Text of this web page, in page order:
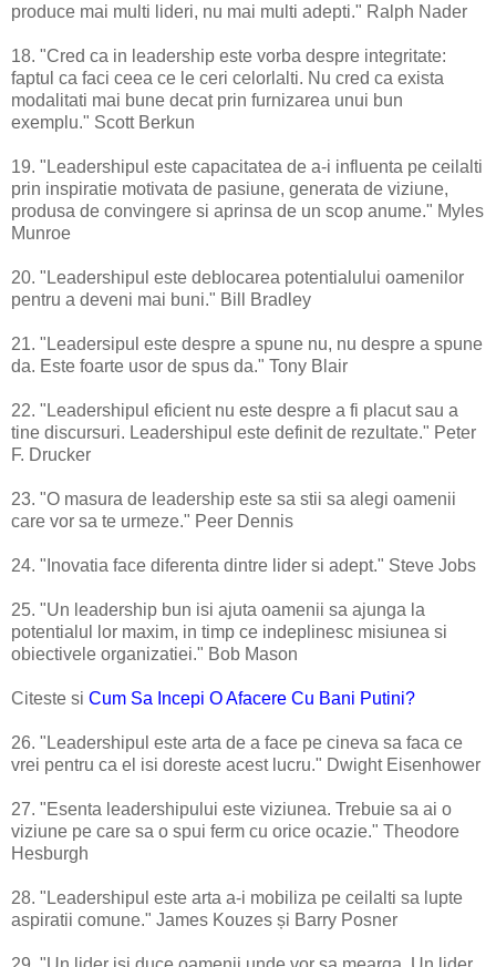
produce mai multi lideri, nu mai multi adepti." Ralph Nader
18. "Cred ca in leadership este vorba despre integritate:
faptul ca faci ceea ce le ceri celorlalti. Nu cred ca exista
modalitati mai bune decat prin furnizarea unui bun
exemplu." Scott Berkun
19. "Leadershipul este capacitatea de a-i influenta pe ceilalti
prin inspiratie motivata de pasiune, generata de viziune,
produsa de convingere si aprinsa de un scop anume." Myles
Munroe
20. "Leadershipul este deblocarea potentialului oamenilor
pentru a deveni mai buni." Bill Bradley
21. "Leadersipul este despre a spune nu, nu despre a spune
da. Este foarte usor de spus da." Tony Blair
22. "Leadershipul eficient nu este despre a fi placut sau a
tine discursuri. Leadershipul este definit de rezultate." Peter
F. Drucker
23. "O masura de leadership este sa stii sa alegi oamenii
care vor sa te urmeze." Peer Dennis
24. "Inovatia face diferenta dintre lider si adept." Steve Jobs
25. "Un leadership bun isi ajuta oamenii sa ajunga la
potentialul lor maxim, in timp ce indeplinesc misiunea si
obiectivele organizatiei." Bob Mason
Citeste si Cum Sa Incepi O Afacere Cu Bani Putini?
26. "Leadershipul este arta de a face pe cineva sa faca ce
vrei pentru ca el isi doreste acest lucru." Dwight Eisenhower
27. "Esenta leadershipului este viziunea. Trebuie sa ai o
viziune pe care sa o spui ferm cu orice ocazie." Theodore
Hesburgh
28. "Leadershipul este arta a-i mobiliza pe ceilalti sa lupte
aspiratii comune." James Kouzes și Barry Posner